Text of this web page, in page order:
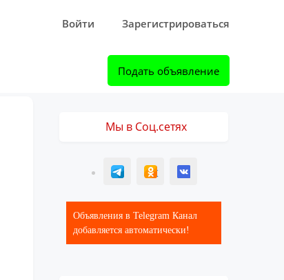
Войти Зарегистрироваться
Подать объявление
Мы в Соц.сетях
T ОК ВК
Объявления в Telegram Канал
добавляется автоматически!